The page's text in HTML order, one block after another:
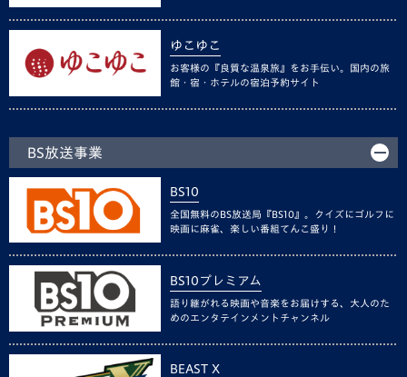
ゆこゆこ
お客様の『良質な温泉旅』をお手伝い。国内の旅
館・宿・ホテルの宿泊予約サイト
BS放送事業
BS10
全国無料のBS放送局『BS10』。クイズにゴルフに
映画に麻雀、楽しい番組てんこ盛り！
BS10プレミアム
語り継がれる映画や音楽をお届けする、大人のた
めのエンタテインメントチャンネル
BEAST X